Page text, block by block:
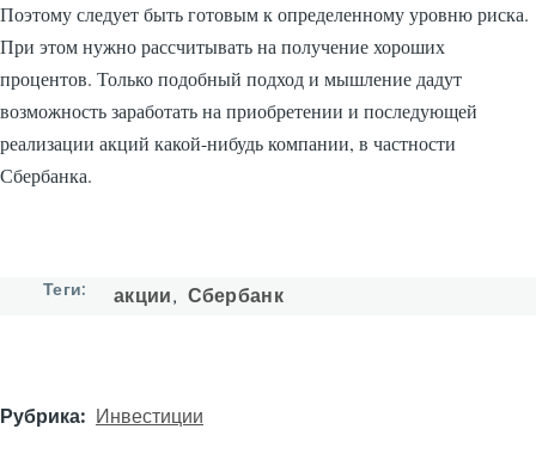
Поэтому следует быть готовым к определенному уровню риска.
При этом нужно рассчитывать на получение хороших
процентов. Только подобный подход и мышление дадут
возможность заработать на приобретении и последующей
реализации акций какой-нибудь компании, в частности
Сбербанка.
Теги акции Сбербанк
Рубрика Инвестиции